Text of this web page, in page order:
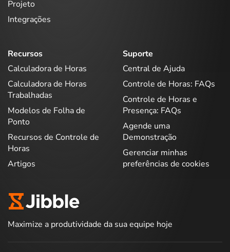
Projeto
Integrações
Recursos
Calculadora de Horas
Calculadora de Horas
Trabalhadas
Modelos de Folha de
Ponto
Recursos de Controle de
Horas
Artigos
Suporte
Central de Ajuda
Controle de Horas: FAQs
Controle de Horas e
Presença: FAQs
Agende uma
Demonstração
Gerenciar minhas
preferências de cookies
Maximize a produtividade da sua equipe hoje